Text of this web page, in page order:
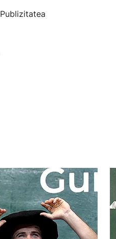
Publizitatea